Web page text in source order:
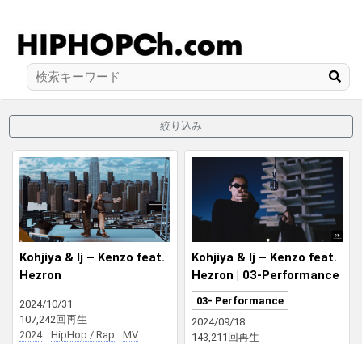
絞り込み
Kohjiya & lj – Kenzo feat.
Hezron
2024/10/31
107,242回再生
2024
HipHop / Rap
MV
Kohjiya & lj – Kenzo feat.
Hezron | 03-Performance
| From Japan
03- Performance
2024/09/18
143,211回再生